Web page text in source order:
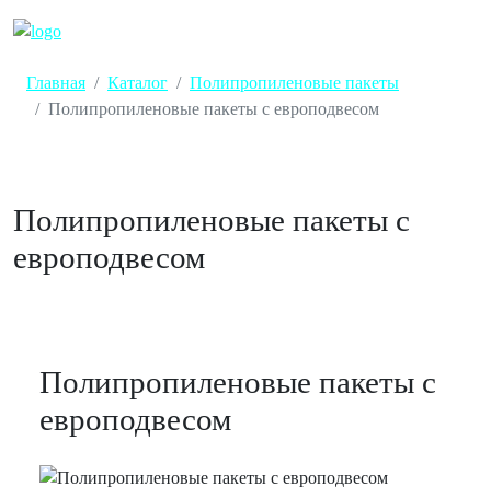
Главная Каталог
Полипропиленовые пакеты
Полипропиленовые пакеты с европодвесом
Полипропиленовые пакеты с
европодвесом
Полипропиленовые пакеты с
европодвесом